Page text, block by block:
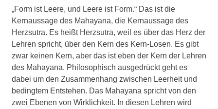
„Form ist Leere, und Leere ist Form.“ Das ist die
Kernaussage des Mahayana, die Kernaussage des
Herzsutra. Es heißt Herzsutra, weil es über das Herz der
Lehren spricht, über den Kern des Kern-Losen. Es gibt
zwar keinen Kern, aber das ist eben der Kern der Lehren
des Mahayana. Philosophisch ausgedrückt geht es
dabei um den Zusammenhang zwischen Leerheit und
bedingtem Entstehen. Das Mahayana spricht von den
zwei Ebenen von Wirklichkeit. In diesen Lehren wird